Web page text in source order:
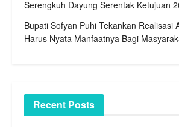
Serengkuh Dayung Serentak Ketujuan
Bupati Sofyan Puhi Tekankan Realisasi
Harus Nyata Manfaatnya Bagi
Recent Posts